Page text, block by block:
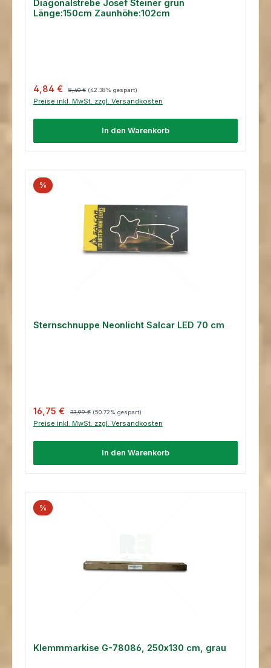
Diagonalstrebe Josef Steiner grün
Länge:150cm Zaunhöhe:102cm
Verkaufspreis:
4,84 € 8,40 € (42.38% gespart)
Preise inkl. MwSt. zzgl. Versandkosten
In den Warenkorb
%
Sternschnuppe Neonlicht Salcar LED 70 cm
Verkaufspreis:
16,75 € 33,99 € (50.72% gespart)
Preise inkl. MwSt. zzgl. Versandkosten
In den Warenkorb
%
Klemmmarkise G-78086, 250x130 cm, grau